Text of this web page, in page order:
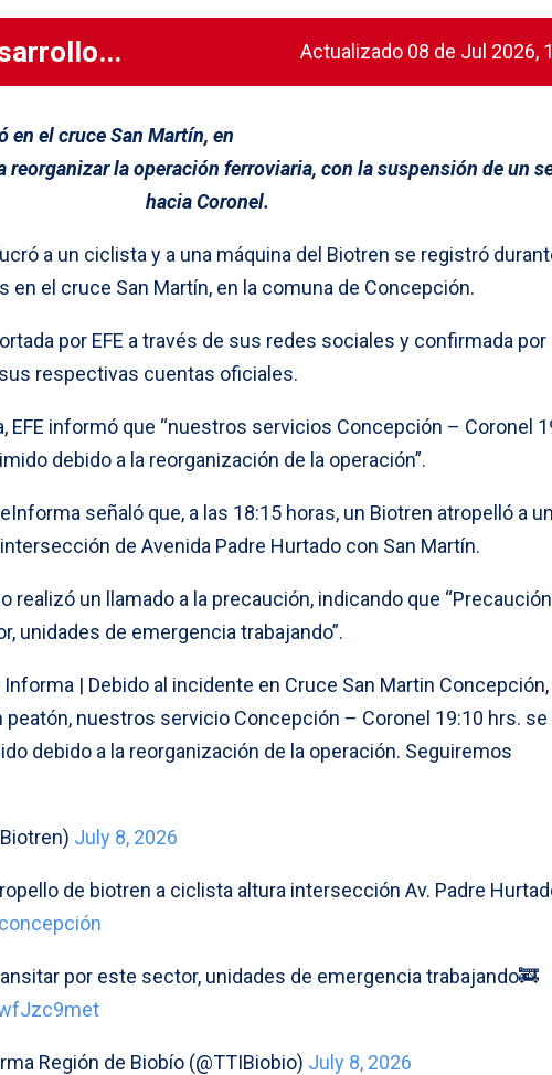
Actualizado 08 de Jul 2026,
en el cruce San Martín, en
reorganizar la operación ferroviaria, con la suspensión de un
hacia Coronel.
a un ciclista y a una máquina del Biotren se registró
en el cruce San Martín, en la comuna de Concepción.
por EFE a través de sus redes sociales y confirmada por
respectivas cuentas oficiales.
EFE informó que “nuestros servicios Concepción – Coronel
debido a la reorganización de la operación”.
señaló que, a las 18:15 horas, un Biotren atropelló a
de Avenida Padre Hurtado con San Martín.
realizó un llamado a la precaución, indicando que
unidades de emergencia trabajando”.
| Debido al incidente en Cruce San Martin Concepción,
peatón, nuestros servicio Concepción – Coronel 19:10 hrs. se
debido a la reorganización de la operación. Seguiremos
July 8, 2026
de biotren a ciclista altura intersección Av. Padre
por este sector, unidades de emergencia trabajando🚒
Región de Biobío (@TTIBiobio) July 8, 2026